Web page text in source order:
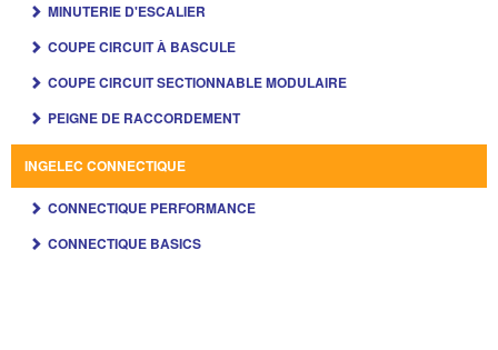
MINUTERIE D'ESCALIER
COUPE CIRCUIT À BASCULE
COUPE CIRCUIT SECTIONNABLE MODULAIRE
PEIGNE DE RACCORDEMENT
INGELEC CONNECTIQUE
CONNECTIQUE PERFORMANCE
CONNECTIQUE BASICS